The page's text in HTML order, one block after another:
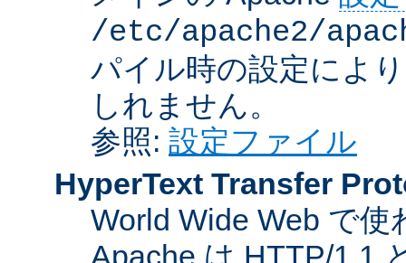
/etc/apache2/
パイル時の設定によ
しれません。
参照: 設定ファイル
HyperText Transfer
World Wide Web で
Apache は HTTP/1.1